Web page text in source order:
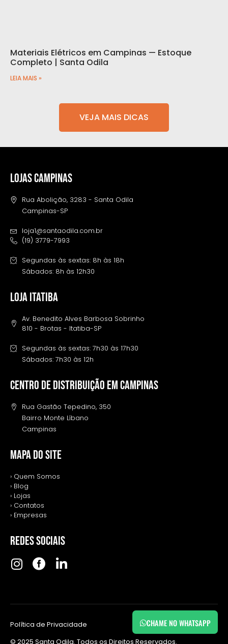
Materiais Elétricos em Campinas — Estoque
Completo | Santa Odila
LEIA MAIS »
VEJA MAIS DICAS
LOJAS CAMPINAS
Rua Abolição, 3283 - Santa Odila
Campinas-SP
loja1@santaodila.com.br
(19) 3779-7993
Segundas às sextas: 8h às 18h
Sábados: 8h às 12h30
LOJA ITATIBA
Av. Benedito Alves Barbosa Sobrinho
810 - Brotas - Itatiba-SP
Segundas às sextas: 7h30 às 17h30
Sábados: 7h30 às 12h
Centro de distribuição em campinas
Rua Gastão Tepedino, 350
Bairro Monte Líbano
Campinas
MAPA DO SITE
› Quem Somos
› Blog
› Lojas
› Contatos
› Empresas
REDES SOCIAIS
Política de Privacidade
© 2025 Santa Odila. Todos os Direitos Reservados.
CHAME NO WHATSAPP